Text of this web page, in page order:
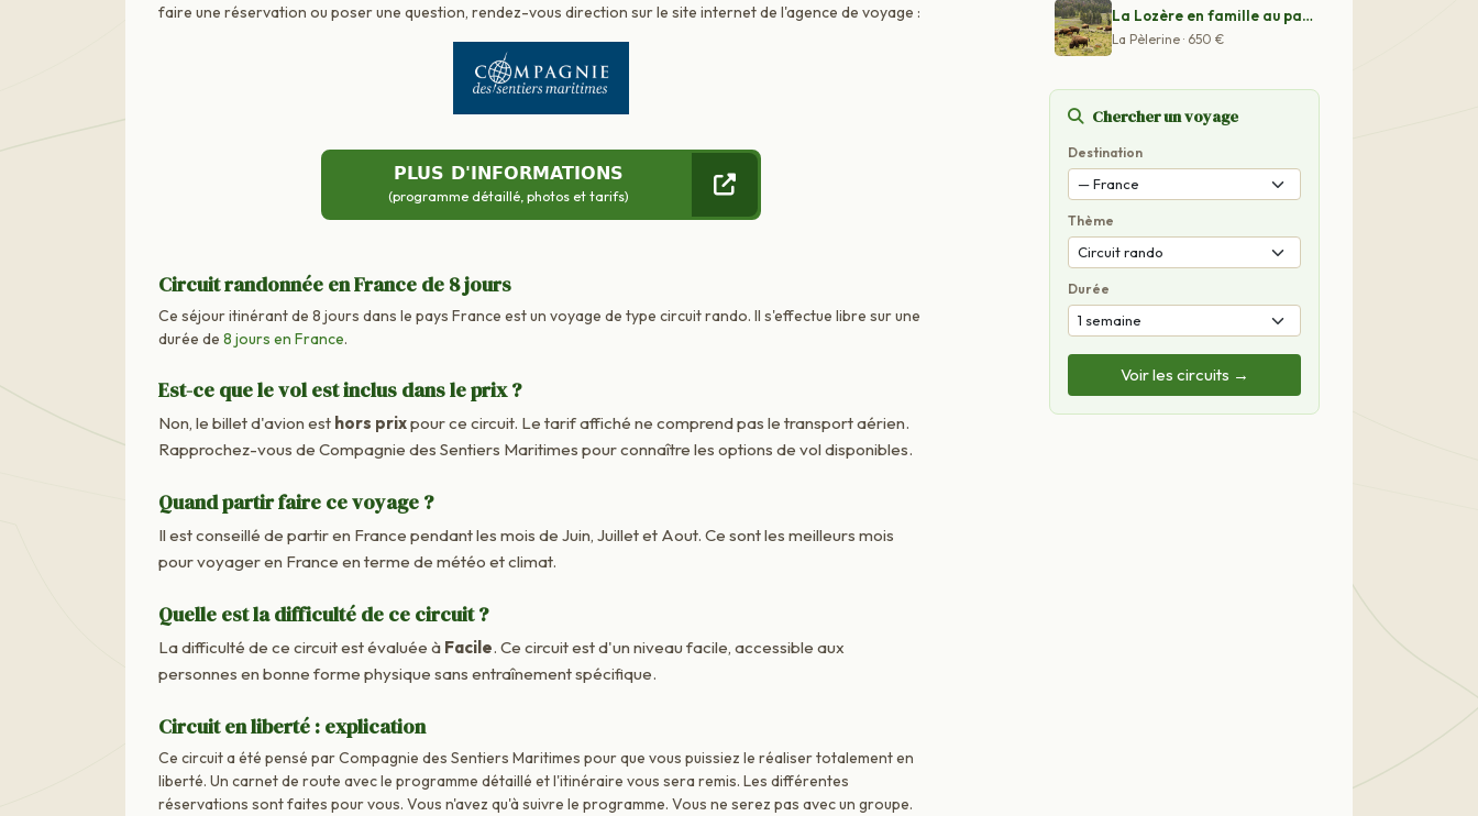
faire une réservation ou poser une question, rendez-vous direction sur le site internet de l'agence de voyage :
PLUS D'INFORMATIONS
(programme détaillé, photos et tarifs)
Circuit randonnée en France de 8 jours
Ce séjour itinérant de 8 jours dans le pays France est un voyage de type circuit rando. Il s'effectue libre sur une
durée de 8 jours en France.
Est-ce que le vol est inclus dans le prix ?
Non, le billet d'avion est hors prixpour ce circuit. Le tarif affiché ne comprend pas le transport aérien.
Rapprochez-vous de Compagnie des Sentiers Maritimes pour connaître les options de vol disponibles.
Quand partir faire ce voyage ?
Il est conseillé de partir en France pendant les mois de Juin, Juillet et Aout. Ce sont les meilleurs mois
pour voyager en France en terme de météo et climat.
Quelle est la difficulté de ce circuit ?
La difficulté de ce circuit est évaluée à Facile. Ce circuit est d'un niveau facile, accessible aux
personnes en bonne forme physique sans entraînement spécifique.
Circuit en liberté : explication
Ce circuit a été pensé par Compagnie des Sentiers Maritimes pour que vous puissiez le réaliser totalement en
liberté. Un carnet de route avec le programme détaillé et l'itinéraire vous sera remis. Les différentes
réservations sont faites pour vous. Vous n'avez qu'à suivre le programme. Vous ne serez pas avec un groupe.
La Lozère en famille au pays des loups, des bisons, des
La Pèlerine · 650 €
Chercher un voyage
Destination
Thème
Durée
Voir les circuits →